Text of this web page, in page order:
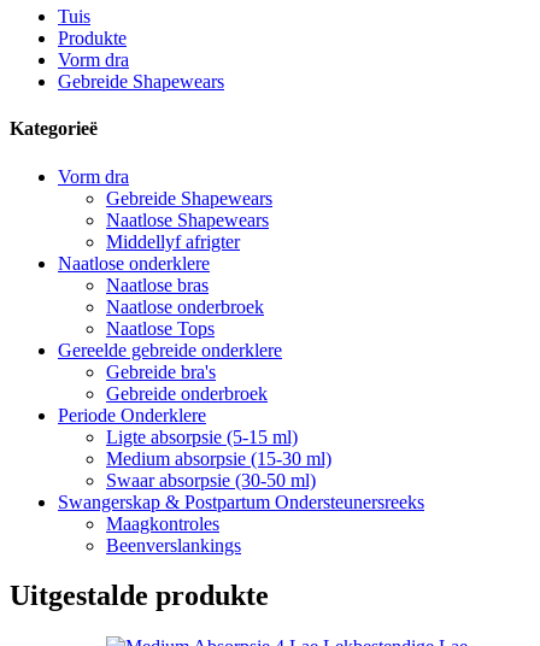
Tuis
Produkte
Vorm dra
Gebreide Shapewears
Kategorieë
Vorm dra
Gebreide Shapewears
Naatlose Shapewears
Middellyf afrigter
Naatlose onderklere
Naatlose bras
Naatlose onderbroek
Naatlose Tops
Gereelde gebreide onderklere
Gebreide bra's
Gebreide onderbroek
Periode Onderklere
Ligte absorpsie (5-15 ml)
Medium absorpsie (15-30 ml)
Swaar absorpsie (30-50 ml)
Swangerskap & Postpartum Ondersteunersreeks
Maagkontroles
Beenverslankings
Uitgestalde produkte